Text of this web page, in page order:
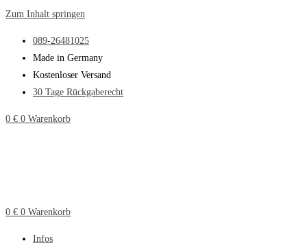
Zum Inhalt springen
089-26481025
Made in Germany
Kostenloser Versand
30 Tage Rückgaberecht
0 € 0 Warenkorb
0 € 0 Warenkorb
Infos